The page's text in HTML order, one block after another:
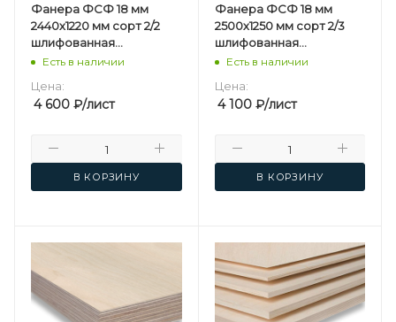
Фанера ФСФ 18 мм
2440х1220 мм сорт 2/2
шлифованная
березовая
Есть в наличии
Цена:
4 600 ₽/лист
В КОРЗИНУ
Фанера ФСФ 18 мм
2500х1250 мм сорт 2/3
шлифованная
березовая
Есть в наличии
Цена:
4 100₽/лист
В КОРЗИНУ